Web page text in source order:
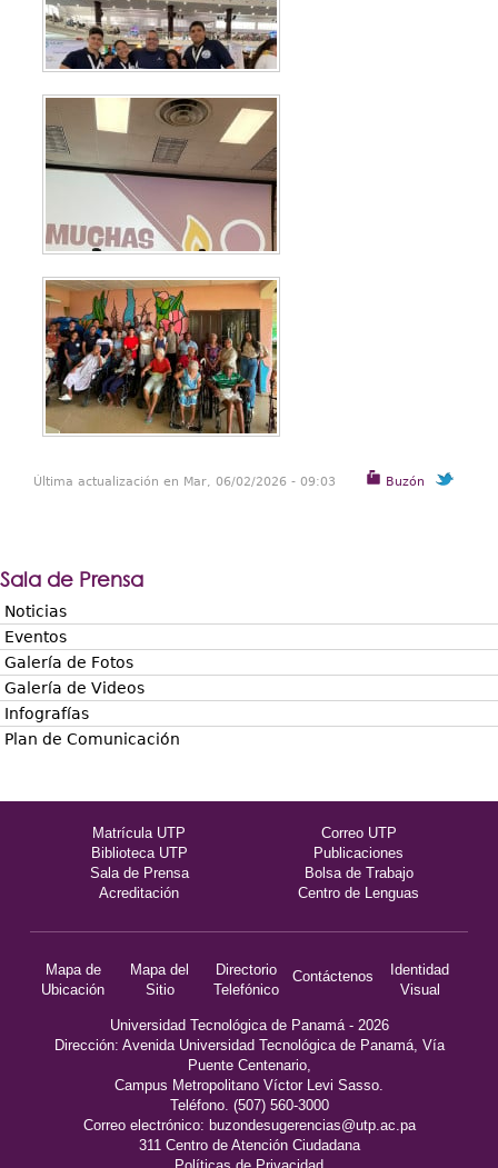
Buzón
Última actualización en Mar, 06/02/2026 - 09:03
Sala de Prensa
Noticias
Eventos
Galería de Fotos
Galería de Videos
Infografías
Plan de Comunicación
Matrícula UTP
Correo UTP
Biblioteca UTP
Publicaciones
Sala de Prensa
Bolsa de Trabajo
Acreditación
Centro de Lenguas
Mapa de
Ubicación
Mapa del
Sitio
Directorio
Telefónico
Contáctenos
Identidad
Visual
Universidad Tecnológica de Panamá - 2026
Dirección: Avenida Universidad Tecnológica de Panamá, Vía
Puente Centenario,
Campus Metropolitano Víctor Levi Sasso.
Teléfono. (507) 560-3000
Correo electrónico: buzondesugerencias@utp.ac.pa
311 Centro de Atención Ciudadana